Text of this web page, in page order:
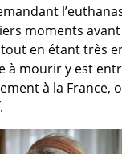
moments
tout en étant très
à mourir y est
à la France,